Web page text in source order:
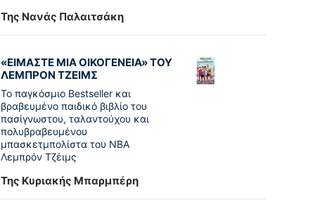
Της Νανάς Παλαιτσάκη
«ΕΙΜΑΣΤΕ ΜΙΑ ΟΙΚΟΓΕΝΕΙΑ» ΤΟΥ
ΛΕΜΠΡΟΝ ΤΖΕΙΜΣ
To παγκόσµιο Bestseller και
βραβευµένο παιδικό βιβλίο του
πασίγνωστου, ταλαντούχου και
πολυβραβευµένου
µπασκετµπολίστα του NBA
Λεµπρόν Τζέιμς
Της Κυριακής Μπαρμπέρη